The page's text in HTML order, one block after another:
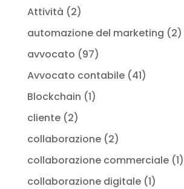
Attività (2)
automazione del marketing (2)
avvocato (97)
Avvocato contabile(41)
Blockchain (1)
cliente(2)
collaborazione(2)
collaborazione commerciale(1)
collaborazione digitale(1)